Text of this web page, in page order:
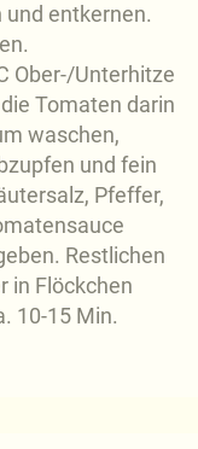
entkernen.
Ober-/Unterhitze
Tomaten darin
waschen,
und fein
Pfeffer,
Restlichen
in Flöckchen
10-15 Min.